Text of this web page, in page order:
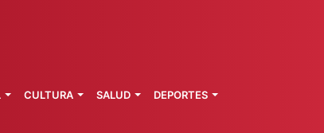
CULTURA SALUD DEPORTES